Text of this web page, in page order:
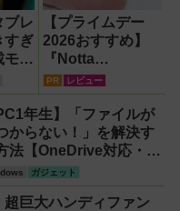
ブレ
すぎ
モニ
化
ャス
し
【プライムデー
2026おすすめ】
『Notta
Memo（ノッタ メ
モ）Type C』録
音からAI自動文字
起こし・翻訳・要
約までこなすAIボ
イスレコーダー！
【議事録作成】
PR レビュー
年生】「ファイルが
からない！」を解決す
法【OneDrive対応・
年最新版】
ガジェット
超巨大ハンディファン